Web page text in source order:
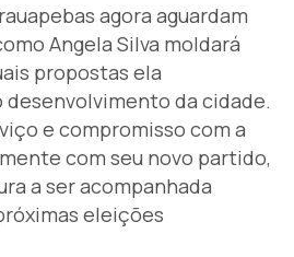
agora aguardam
Angela Silva moldará
propostas ela
desenvolvimento da cidade.
e compromisso com a
com seu novo partido,
a ser acompanhada
eleições